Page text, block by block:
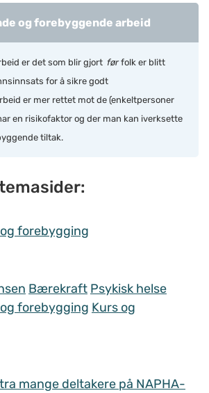
og forebyggende arbeid
er det som blir gjort førfolk er blitt
for å sikre godt
er mer rettet mot de (enkeltpersoner
en risikofaktor og der man kan iverksette
tiltak.
forebygging
Bærekraft Psykisk helse
forebygging Kurs og
mange deltakere på NAPHA-